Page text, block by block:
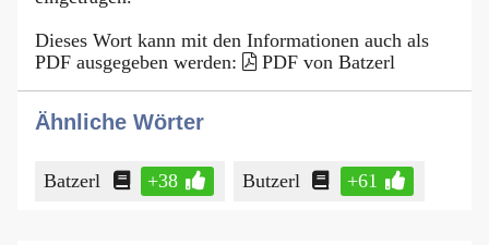
Dieses Wort kann mit den Informationen auch als
PDF ausgegeben werden:
PDF von Batzerl
Ähnliche Wörter
Batzerl +38 Butzerl +61